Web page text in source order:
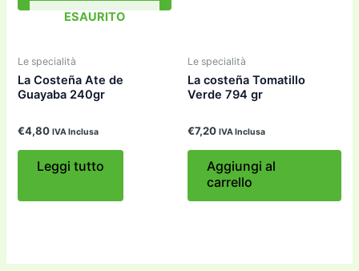
ESAURITO
Le specialità
La Costeña Ate de
Guayaba 240gr
€4,80 IVA Inclusa
Leggi tutto
Le specialità
La costeña Tomatillo
Verde 794 gr
€7,20 IVA Inclusa
Aggiungi al
carrello